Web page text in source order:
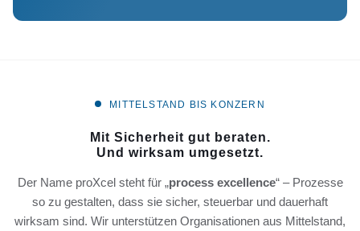
MITTELSTAND BIS KONZERN
Mit Sicherheit gut beraten.
Und wirksam umgesetzt.
Der Name proXcel steht für „process excellence“ – Prozesse
so zu gestalten, dass sie sicher, steuerbar und dauerhaft
wirksam sind. Wir unterstützen Organisationen aus Mittelstand,